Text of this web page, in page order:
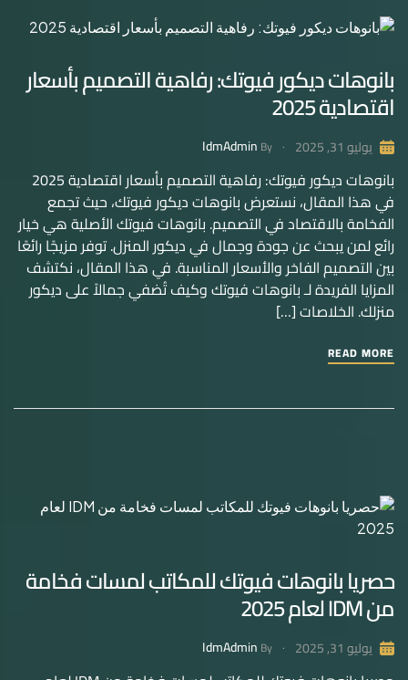
بانوهات ديكور فيوتك: رفاهية التصميم بأسعار
اقتصادية 2025
يوليو 31, 2025 By
IdmAdmin
بانوهات ديكور فيوتك: رفاهية التصميم بأسعار اقتصادية 2025
في هذا المقال، نستعرض بانوهات ديكور فيوتك، حيث تجمع
الفخامة بالاقتصاد في التصميم. بانوهات فيوتك الأصلية هي خيار
رائع لمن يبحث عن جودة وجمال في ديكور المنزل. توفر مزيجًا رائعًا
بين التصميم الفاخر والأسعار المناسبة. في هذا المقال، نكتشف
المزايا الفريدة لـ بانوهات فيوتك وكيف تُضفي جمالاً على ديكور
منزلك. الخلاصات […]
READ MORE
حصريا بانوهات فيوتك للمكاتب لمسات فخامة
من IDM لعام 2025
يوليو 31, 2025 By
IdmAdmin